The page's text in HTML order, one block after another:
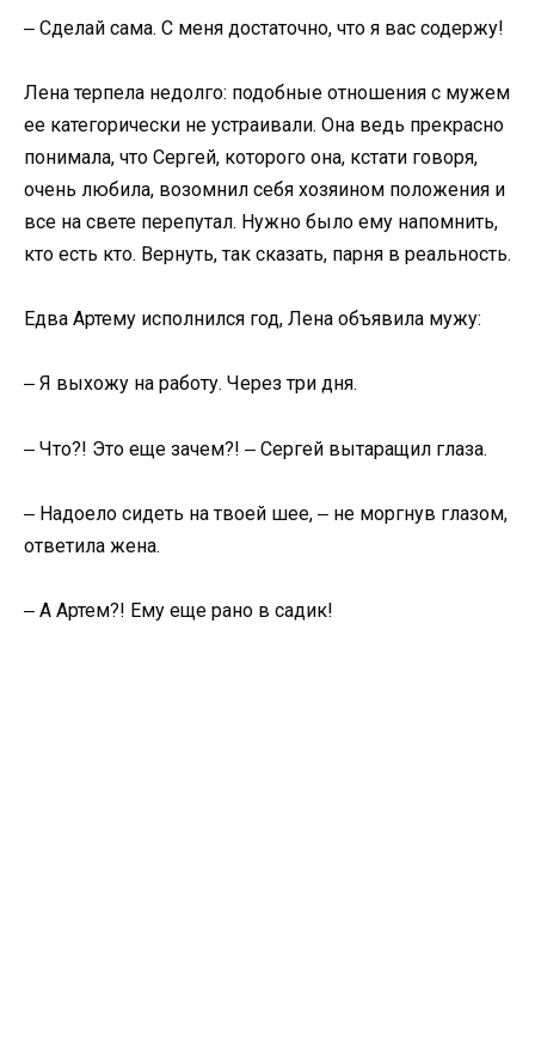
‒ Сделай сама. С меня достаточно, что я вас содержу!
Лена терпела недолго: подобные отношения с мужем
ее категорически не устраивали. Она ведь прекрасно
понимала, что Сергей, которого она, кстати говоря,
очень любила, возомнил себя хозяином положения и
все на свете перепутал. Нужно было ему напомнить,
кто есть кто. Вернуть, так сказать, парня в реальность.
Едва Артему исполнился год, Лена объявила мужу:
‒ Я выхожу на работу. Через три дня.
‒ Что?! Это еще зачем?! ‒ Сергей вытаращил глаза.
‒ Надоело сидеть на твоей шее, ‒ не моргнув глазом,
ответила жена.
‒ А Артем?! Ему еще рано в садик!